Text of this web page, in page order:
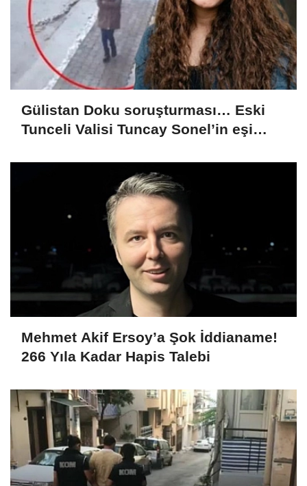
Gülistan Doku soruşturması… Eski
Tunceli Valisi Tuncay Sonel’in eşi
Mehmet Akif Ersoy’a Şok İddianame!
266 Yıla Kadar Hapis Talebi